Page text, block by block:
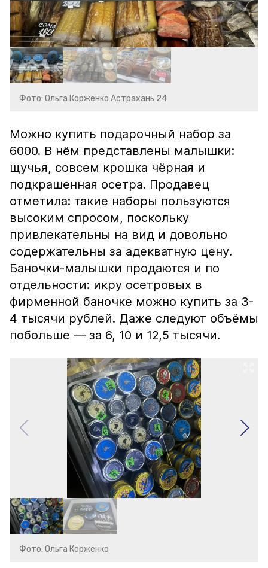
Фото: Ольга Корженко Астрахань 24
Можно купить подарочный набор за
6000. В нём представлены малышки:
щучья, совсем крошка чёрная и
подкрашенная осетра. Продавец
отметила: такие наборы пользуются
высоким спросом, поскольку
привлекательны на вид и довольно
содержательны за адекватную цену.
Баночки-малышки продаются и по
отдельности: икру осетровых в
фирменной баночке можно купить за 3-
4 тысячи рублей. Даже следуют объёмы
побольше — за 6, 10 и 12,5 тысячи.
Фото: Ольга Корженко